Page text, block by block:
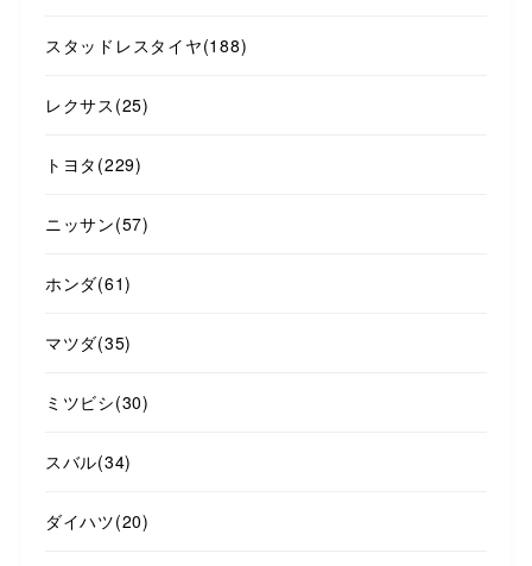
スタッドレスタイヤ(188)
レクサス (25)
トヨタ (229)
ニッサン(57)
ホンダ(61)
マツダ(35)
ミツビシ(30)
スバル(34)
ダイハツ(20)